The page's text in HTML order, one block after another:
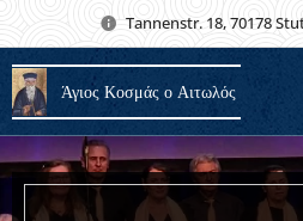
Tannenstr. 18, 70178
Άγιος Κοσμάς ο Αιτωλός